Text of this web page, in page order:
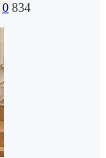
0 834